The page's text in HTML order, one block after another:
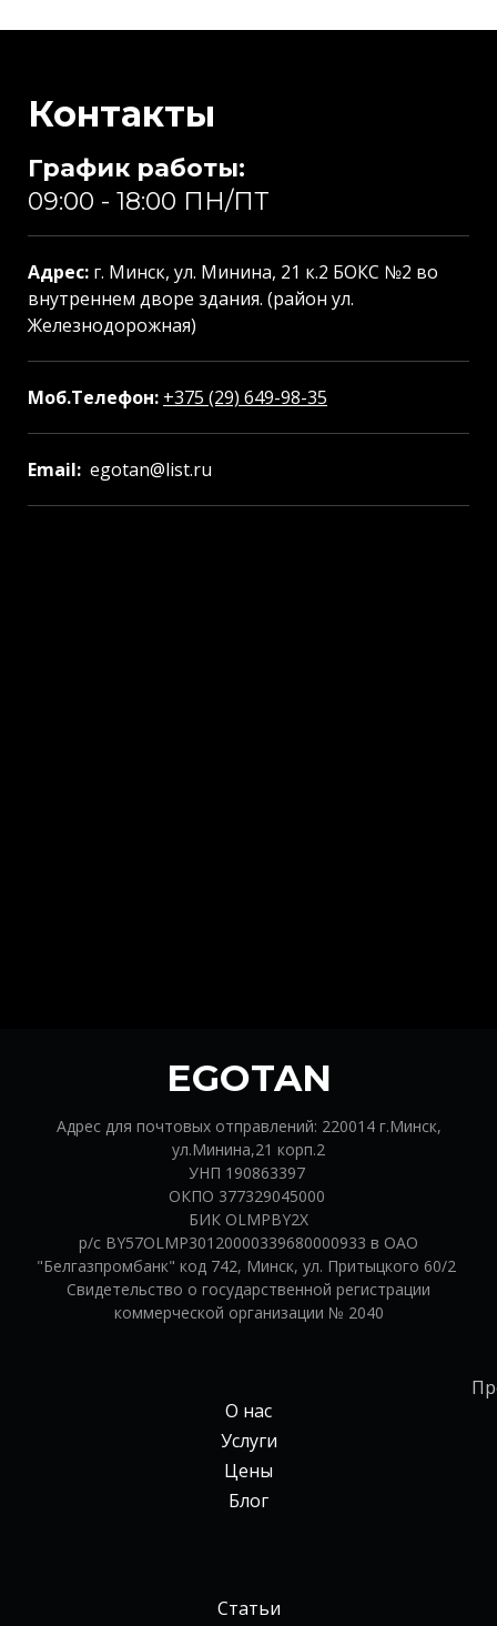
Контакты
График работы:
09:00 - 18:00 ПН/ПТ
Адрес: г. Минск, ул. Минина, 21 к.2 БОКС №2 во
внутреннем дворе здания. (район ул.
Железнодорожная)
Моб.Телефон: +375 (29) 649-98-35
Email: egotan@list.ru
EGOTAN
Адрес для почтовых отправлений: 220014 г.Минск,
ул.Минина,21 корп.2
УНП 190863397
ОКПО 377329045000
БИК OLMPBY2X
р/с BY57OLMP30120000339680000933 в ОАО
"Белгазпромбанк" код 742, Минск, ул. Притыцкого 60/2
Свидетельство о государственной регистрации
коммерческой организации № 2040
О нас
Услуги
Цены
Блог
Статьи